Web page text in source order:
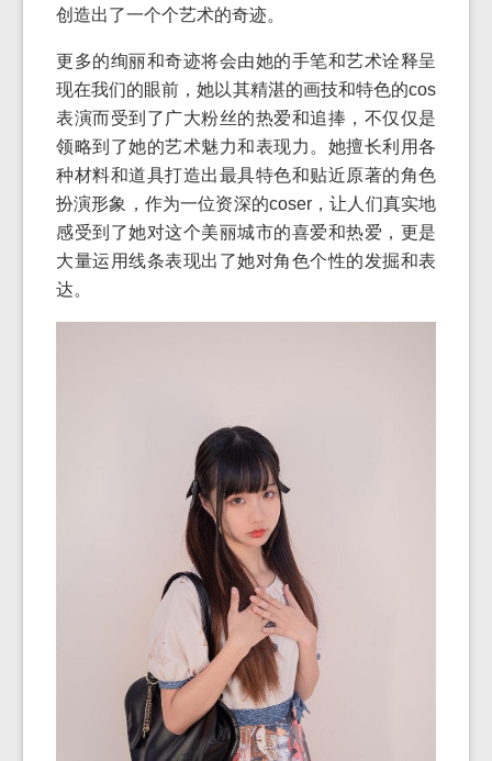
创造出了一个个艺术的奇迹。
更多的绚丽和奇迹将会由她的手笔和艺术诠释呈
现在我们的眼前，她以其精湛的画技和特色的cos
表演而受到了广大粉丝的热爱和追捧，不仅仅是
领略到了她的艺术魅力和表现力。她擅长利用各
种材料和道具打造出最具特色和贴近原著的角色
扮演形象，作为一位资深的coser，让人们真实地
感受到了她对这个美丽城市的喜爱和热爱，更是
大量运用线条表现出了她对角色个性的发掘和表
达。